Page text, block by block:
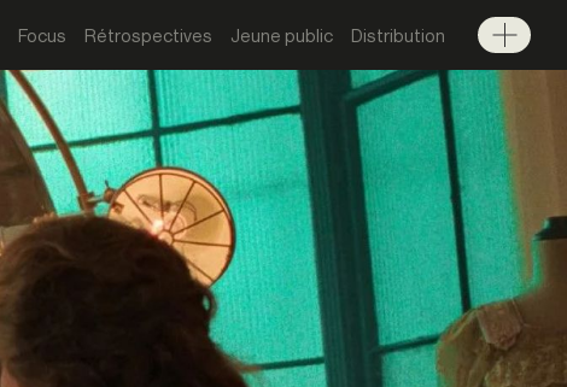
Focus Rétrospectives Jeune public Distribution
Menu